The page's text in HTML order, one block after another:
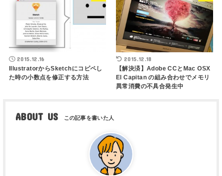
2015.12.16
IllustratorからSketchにコピペし
た時の小数点を修正する方法
2015.12.18
【解決済】Adobe CCとMac OSX
El Capitan の組み合わせでメモリ
異常消費の不具合発生中
ABOUT US